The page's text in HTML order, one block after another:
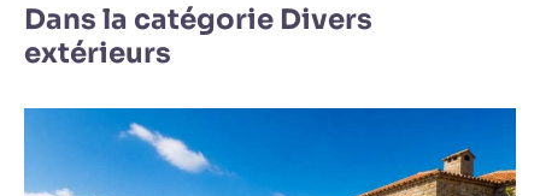
Dans la catégorie Divers
extérieurs